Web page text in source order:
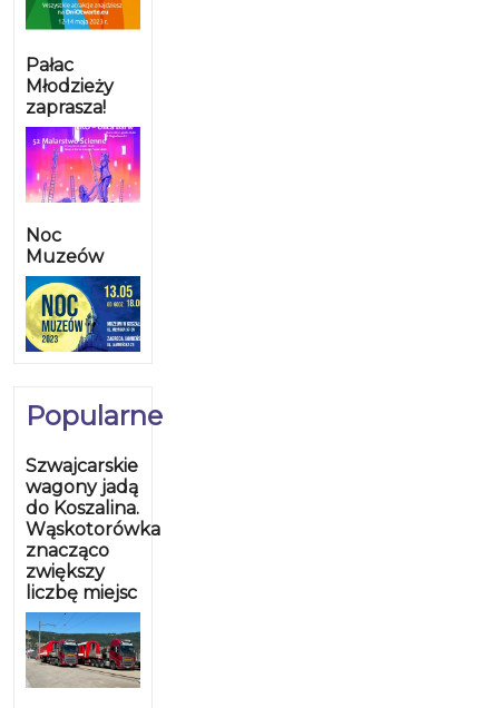
Pałac
Młodzieży
zaprasza!
Noc
Muzeów
Popularne
Szwajcarskie
wagony jadą
do Koszalina.
Wąskotorówka
znacząco
zwiększy
liczbę miejsc